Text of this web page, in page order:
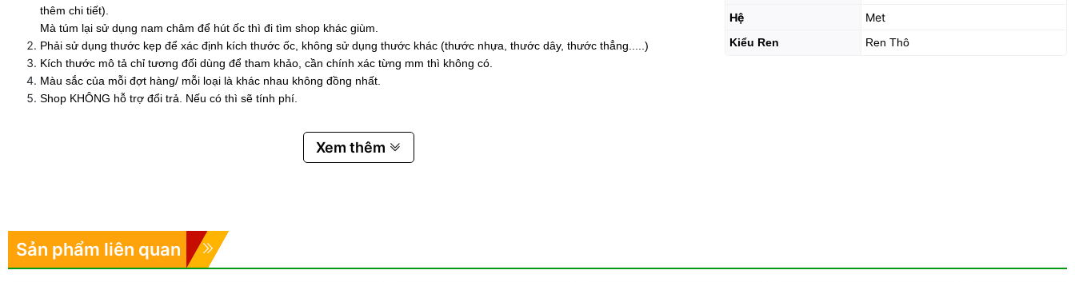
thêm chi tiết).
Mà túm lại sử dụng nam châm để hút ốc thì đi tìm shop khác giùm.
Phải sử dụng thước kẹp để xác định kích thước ốc, không sử dụng thước khác (thước nhựa, thước dây, thước thẳng.....)
Kích thước mô tả chỉ tương đối dùng để tham khảo, cần chính xác từng mm thì không có.
Màu sắc của mỗi đợt hàng/ mỗi loại là khác nhau không đồng nhất.
Shop KHÔNG hỗ trợ đổi trả. Nếu có thì sẽ tính phí.
Xem thêm
Hệ
Met
Kiểu Ren Ren Thô
Sản phẩm liên quan